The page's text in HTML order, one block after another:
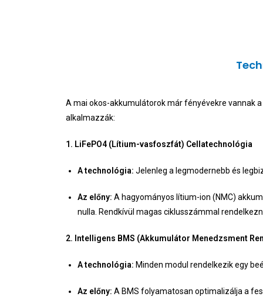
A mai okos-akkumulátorok már fényévekre vannak
alkalmazzák:
1. LiFePO4 (Lítium-vasfoszfát) Cellatechnológia
A technológia: Jelenleg a legmodernebb és
Az előny: A hagyományos lítium-ion (NMC)
nulla. Rendkívül magas ciklusszámmal
2. Intelligens BMS (Akkumulátor Menedzsment
A technológia: Minden modul rendelkezik egy
Az előny: A BMS folyamatosan optimalizálja a